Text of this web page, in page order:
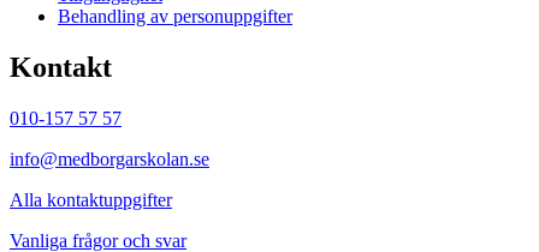
Behandling av personuppgifter
Kontakt
010-157 57 57
info@medborgarskolan.se
Alla kontaktuppgifter
Vanliga frågor och svar